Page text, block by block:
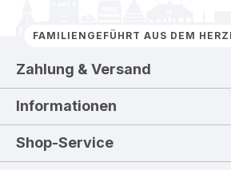
FAMILIENGEFÜHRT AUS DEM
Zahlung & Versand
Informationen
Shop-Service